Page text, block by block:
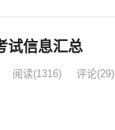
试信息汇总
阅读(1316) 评论(29)